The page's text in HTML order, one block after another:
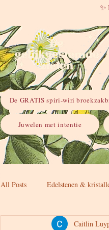
✨
De GRATIS spiri-wiri
Juwelen met intentie
All Posts Edelstenen &
Caitlin